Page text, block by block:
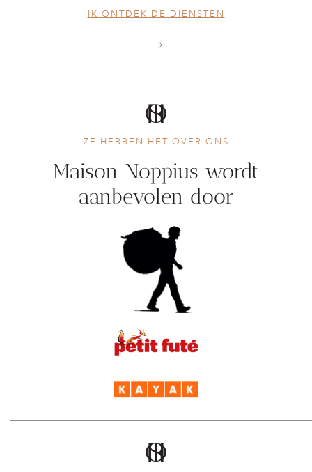
IK ONTDEK DE DIENSTEN
ZE HEBBEN HET OVER ONS
Maison Noppius wordt
aanbevolen door